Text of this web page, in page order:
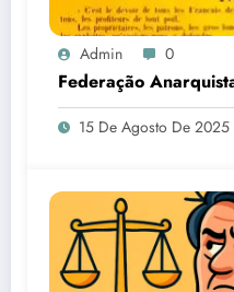
Admin 0
Federação
15 De Agosto De 2025